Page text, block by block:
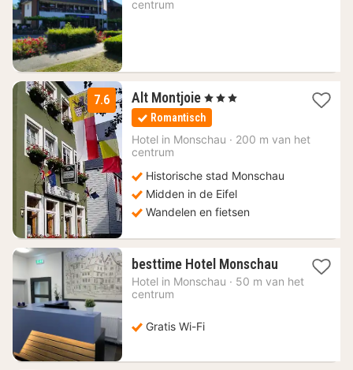
centrum
7.6 Alt Montjoie 1
nacht
vanaf
89
, 3 Sterren
Romantisch
Hotel in Monschau · 200 m van het
centrum
Historische stad Monschau
Midden in de Eifel
Wandelen en fietsen
besttime Hotel Monschau1
nacht
Hotel in Monschau · 50 m van het
centrum
Gratis Wi-Fi